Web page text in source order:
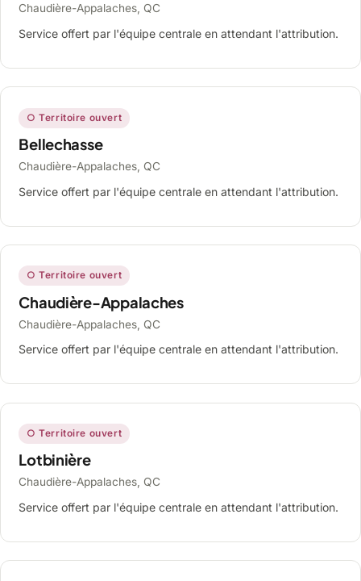
Chaudière-Appalaches, QC
Service offert par l'équipe centrale en attendant l'attribution.
○ Territoire ouvert
Bellechasse
Chaudière-Appalaches, QC
Service offert par l'équipe centrale en attendant l'attribution.
○ Territoire ouvert
Chaudière-Appalaches
Chaudière-Appalaches, QC
Service offert par l'équipe centrale en attendant l'attribution.
○ Territoire ouvert
Lotbinière
Chaudière-Appalaches, QC
Service offert par l'équipe centrale en attendant l'attribution.